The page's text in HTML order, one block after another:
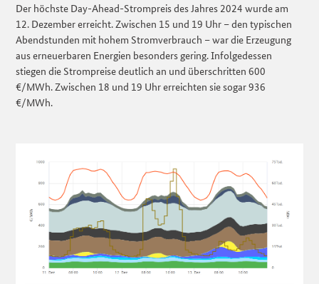
Der höchste Day-Ahead-Strompreis des Jahres 2024 wurde am
12. Dezember erreicht. Zwischen 15 und 19 Uhr – den typischen
Abendstunden mit hohem Stromverbrauch – war die Erzeugung
aus erneuerbaren Energien besonders gering. Infolgedessen
stiegen die Strompreise deutlich an und überschritten 600
€/MWh. Zwischen 18 und 19 Uhr erreichten sie sogar 936
€/MWh.